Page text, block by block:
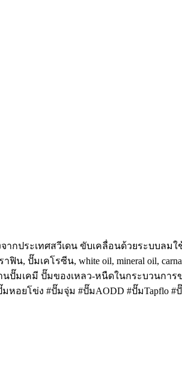
ประเทศสวีเดน ขับเคลื่อนด้วยระบบลม
มเคโรซีน, white oil, mineral oil,
มเคมี ปั๊มของเหลว-หนืดในกระบวนการข
ปั๊มหอยโข่ง #ปั๊มจุ่ม #ปั๊มAODD #ปั๊ม